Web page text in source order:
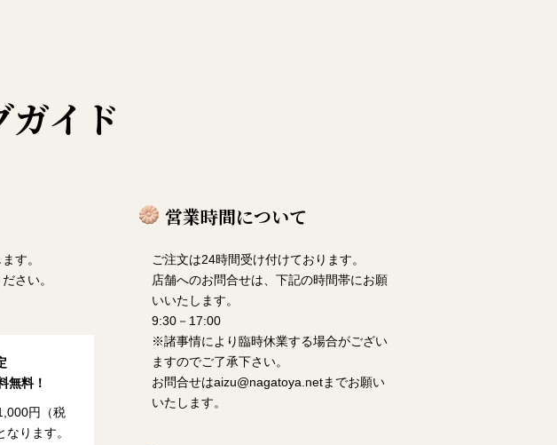
ガイド
す。
さい。
無料！
円（税
ります。
営業時間について
ご注文は24時間受け付けております。
店舗へのお問合せは、下記の時間帯にお願
いいたします。
9:30－17:00
※諸事情により臨時休業する場合がござい
ますのでご了承下さい。
お問合せはaizu@nagatoya.netまでお願い
いたします。